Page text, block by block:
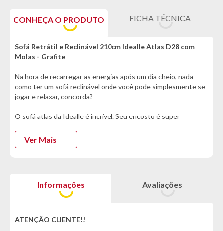
CONHEÇA O PRODUTO FICHA TÉCNICA
Sofá Retrátil e Reclinável 210cm Idealle Atlas D28 com
Molas - Grafite
Na hora de recarregar as energias após um dia cheio, nada
como ter um sofá reclinável onde você pode simplesmente se
jogar e relaxar, concorda?
O sofá atlas da Idealle é incrível. Seu encosto é super
siliconadas. Além disso, ele oferece praticidade e segurança
com seu sistema reclinável em 4 estágios e catraca blindada
Se o sofá atlas conquistou o seu coração, não perca tempo e
Ver Mais
Informações Avaliações
ATENÇÃO CLIENTE!!